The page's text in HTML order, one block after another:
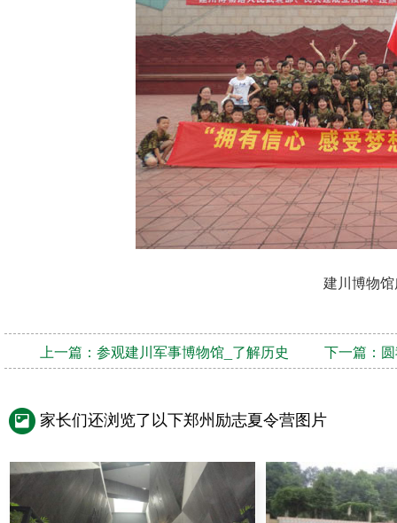
建川博物
上一篇： 参观建川军事博物馆_了解历史 下一篇：
家长们还浏览了以下郑州励志夏令营图片